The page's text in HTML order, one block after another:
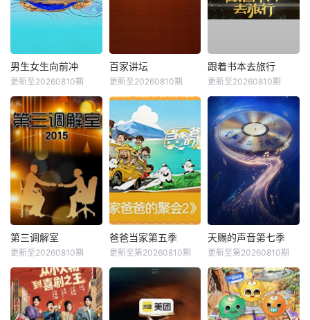
男生女生向前冲
更新至20260810期
百家讲坛
更新至20260810期
跟着书本去旅行
更新至20260810期
第三调解室
更新至20260810期
爸爸当家第五季
更新至第20260810期
天赐的声音第七季
更新至第20260810期